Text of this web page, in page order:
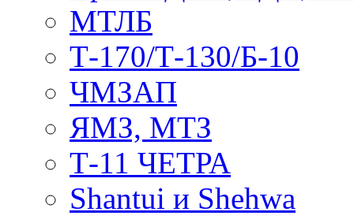
МТЛБ
Т-170/Т-130/Б-10
ЧМЗАП
ЯМЗ, МТЗ
Т-11 ЧЕТРА
Shantui и Shehwa